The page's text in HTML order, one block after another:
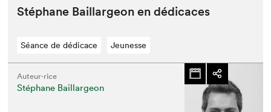
Que cherchez-vous?
Stéphane Bail­largeon en dédicaces
Séance de dédicace Jeunesse
Auteur·rice
Stéphane Baillargeon